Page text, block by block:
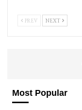
PREV NEXT
Most Popular